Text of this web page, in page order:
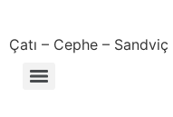
Çatı – Cephe – Sandviç